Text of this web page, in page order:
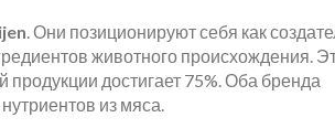
. Они позиционируют себя как
животного происхождения.
продукции достигает 75%. Оба бренда
из мяса.